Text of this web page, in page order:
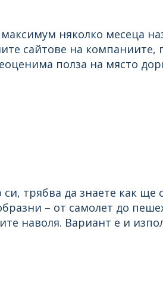
няколко месеца
сайтове на компаниите,
полза на място
трябва да знаете как
– от самолет до
наволя. Вариант е и